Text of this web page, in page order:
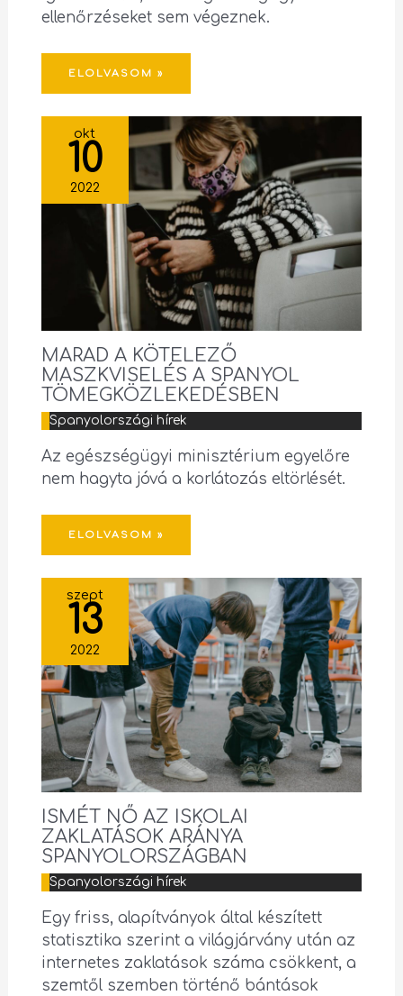
ellenőrzéseket sem végeznek.
ELOLVASOM »
okt
10
2022
MARAD A KÖTELEZŐ
MASZKVISELÉS A SPANYOL
TÖMEGKÖZLEKEDÉSBEN
Spanyolországi hírek
Az egészségügyi minisztérium egyelőre
nem hagyta jóvá a korlátozás eltörlését.
ELOLVASOM »
szept
13
2022
ISMÉT NŐ AZ ISKOLAI
ZAKLATÁSOK ARÁNYA
SPANYOLORSZÁGBAN
Spanyolországi hírek
Egy friss, alapítványok által készített
statisztika szerint a világjárvány után az
internetes zaklatások száma csökkent, a
szemtől szemben történő bántások